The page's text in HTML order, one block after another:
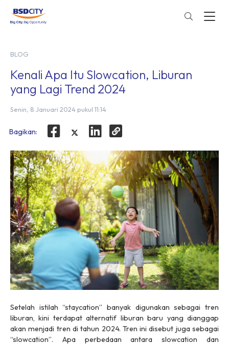
BLOG
Kenali Apa Itu Slowcation, Liburan
yang Lagi Trend 2024
Senin, 8 Januari 2024 pukul 11:14
Bagikan:
Setelah istilah “staycation” banyak digunakan sebagai tren
liburan, kini terdapat alternatif liburan baru yang dianggap
akan menjadi tren di tahun 2024. Tren ini disebut juga sebagai
“slowcation”. Apa perbedaan antaraslowcationdan